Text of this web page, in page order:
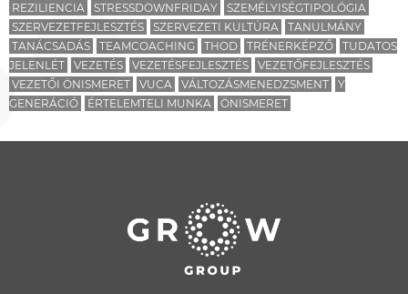
REZILIENCIA
STRESSDOWNFRIDAY
SZEMÉLYISÉGTIPOLÓGIA
SZERVEZETFEJLESZTÉS
SZERVEZETI KULTÚRA
TANULMÁNY
TANÁCSADÁS
TEAMCOACHING THOD TRÉNERKÉPZŐ
TUDATOS
JELENLÉT
VEZETÉS VEZETÉSFEJLESZTÉS
VEZETŐFEJLESZTÉS
VEZETŐI ÖNISMERET
VUCA VÁLTOZÁSMENEDZSMENT
Y
GENERÁCIÓ
ÉRTELEMTELI MUNKA ÖNISMERET